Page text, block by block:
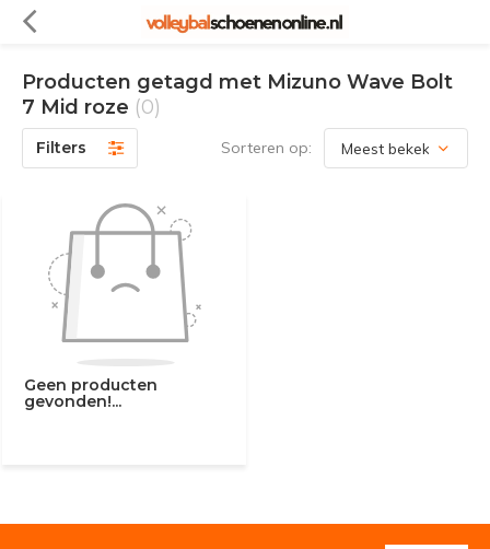
Producten getagd met Mizuno Wave Bolt
7 Mid roze (0)
Filters Sorteren op:
Geen producten
gevonden!...